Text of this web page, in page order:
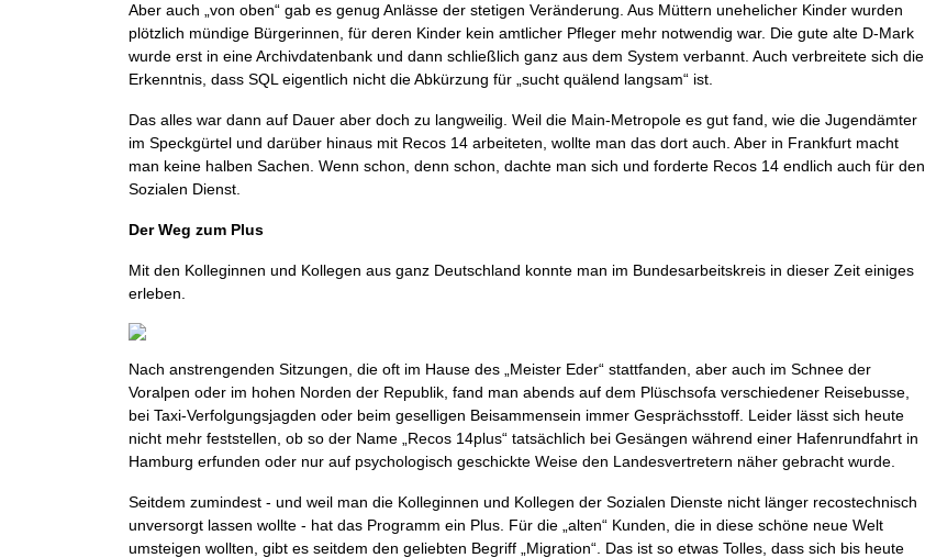
Aber auch „von oben“ gab es genug Anlässe der stetigen Veränderung. Aus Müttern unehelicher Kinder wurden
plötzlich mündige Bürgerinnen, für deren Kinder kein amtlicher Pfleger mehr notwendig war. Die gute alte D-Mark
wurde erst in eine Archivdatenbank und dann schließlich ganz aus dem System verbannt. Auch verbreitete sich die
Erkenntnis, dass SQL eigentlich nicht die Abkürzung für „sucht quälend langsam“ ist.
Das alles war dann auf Dauer aber doch zu langweilig. Weil die Main-Metropole es gut fand, wie die Jugendämter
im Speckgürtel und darüber hinaus mit Recos 14 arbeiteten, wollte man das dort auch. Aber in Frankfurt macht
man keine halben Sachen. Wenn schon, denn schon, dachte man sich und forderte Recos 14 endlich auch für den
Sozialen Dienst.
Der Weg zum Plus
Mit den Kolleginnen und Kollegen aus ganz Deutschland konnte man im Bundesarbeitskreis in dieser Zeit einiges
erleben.
Nach anstrengenden Sitzungen, die oft im Hause des „Meister Eder“ stattfanden, aber auch im Schnee der
Voralpen oder im hohen Norden der Republik, fand man abends auf dem Plüschsofa verschiedener Reisebusse,
bei Taxi-Verfolgungsjagden oder beim geselligen Beisammensein immer Gesprächsstoff. Leider lässt sich heute
nicht mehr feststellen, ob so der Name „Recos 14plus“ tatsächlich bei Gesängen während einer Hafenrundfahrt in
Hamburg erfunden oder nur auf psychologisch geschickte Weise den Landesvertretern näher gebracht wurde.
Seitdem zumindest - und weil man die Kolleginnen und Kollegen der Sozialen Dienste nicht länger recostechnisch
unversorgt lassen wollte - hat das Programm ein Plus. Für die „alten“ Kunden, die in diese schöne neue Welt
umsteigen wollten, gibt es seitdem den geliebten Begriff „Migration“. Das ist so etwas Tolles, dass sich bis heute